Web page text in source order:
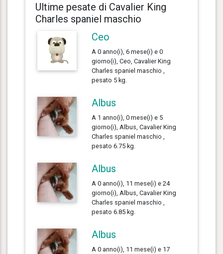
Ultime pesate di Cavalier King
Charles spaniel maschio
Ceo
A 0 anno(i), 6 mese(i) e 0
giorno(i), Ceo, Cavalier King
Charles spaniel maschio ,
pesato 5 kg.
Albus
A 1 anno(i), 0 mese(i) e 5
giorno(i), Albus, Cavalier King
Charles spaniel maschio ,
pesato 6.75 kg.
Albus
A 0 anno(i), 11 mese(i) e 24
giorno(i), Albus, Cavalier King
Charles spaniel maschio ,
pesato 6.85 kg.
Albus
A 0 anno(i), 11 mese(i) e 17